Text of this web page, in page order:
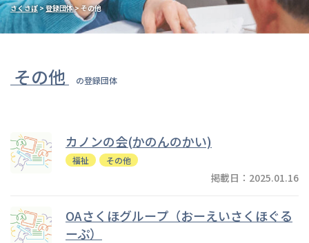
さくさぽ>登録団体>その他
その他 の登録団体
カノンの会(かのんのかい)
福祉 その他
掲載日：2025.01.16
OAさくほグループ（おーえいさくほぐる
ーぷ）